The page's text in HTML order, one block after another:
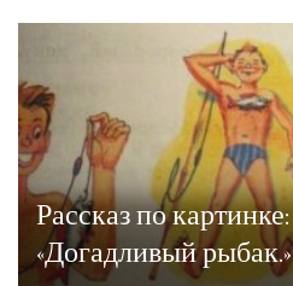
Рассказ по картинке:
«Догадливый рыбак.»